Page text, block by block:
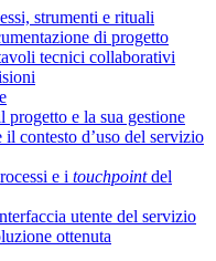
strumenti e rituali
di progetto
tecnici collaborativi
progetto e la sua gestione
contesto d’uso del servizio
e i touchpointdel
utente del servizio
ottenuta